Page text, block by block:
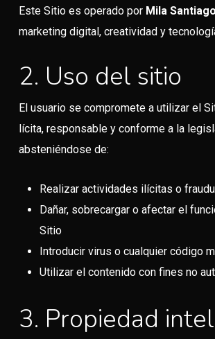
Este Sitio es operado por Mila
marketing digital, creatividad y
2. Uso del sitio
El usuario se compromete a utilizar el
lícita, responsable y conforme a la
absteniéndose de:
Realizar actividades ilícitas o
Dañar, sobrecargar o afectar el
Sitio
Introducir virus o cualquier código
Utilizar el contenido con fines no
3. Propiedad